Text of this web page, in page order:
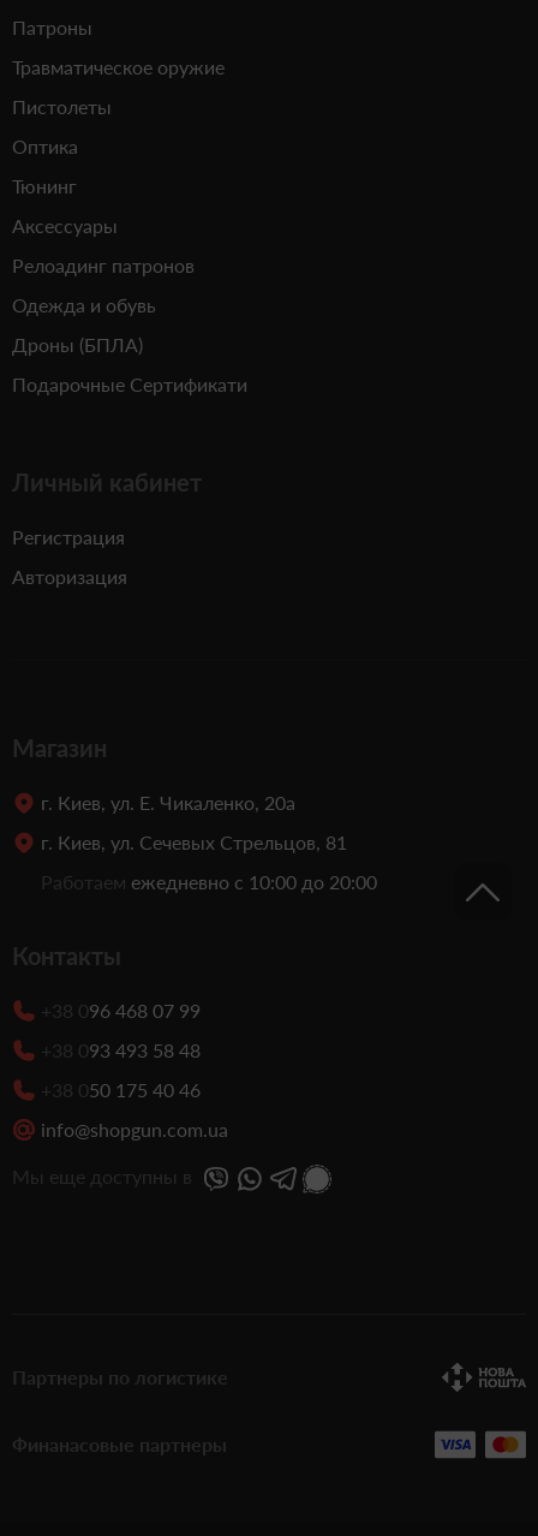
Патроны
Травматическое оружие
Пистолеты
Оптика
Тюнинг
Аксессуары
Релоадинг патронов
Одежда и обувь
Дроны (БПЛА)
Подарочные Сертификати
Личный кабинет
Регистрация
Авторизация
Магазин
г. Киев, ул. Е. Чикаленко, 20а
г. Киев, ул. Сечевых Стрельцов, 81
Работаем ежедневно с 10:00 до 20:00
Контакты
+38 096 468 07 99
+38 093 493 58 48
+38 050 175 40 46
info@shopgun.com.ua
Мы еще доступны в
Партнеры по логистике
Финанасовые партнеры